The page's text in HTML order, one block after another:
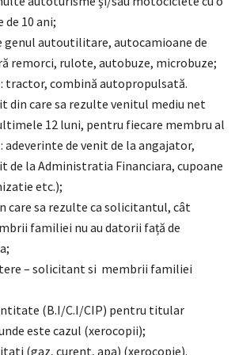
de 10 ani;
genul autoutilitare, autocamioane de
remorci, rulote, autobuze, microbuze;
tractor, combină autopropulsată.
din care sa rezulte venitul mediu net
12 luni, pentru fiecare membru al
adeverinte de venit de la angajator,
de la Administratia Financiara, cupoane
etc.);
care sa rezulte ca solicitantul, cât
familiei nu au datorii față de
– solicitant si membrii familiei
(B.I/C.I/CIP) pentru titular
este cazul (xerocopii);
(gaz, curent, apa) (xerocopie).